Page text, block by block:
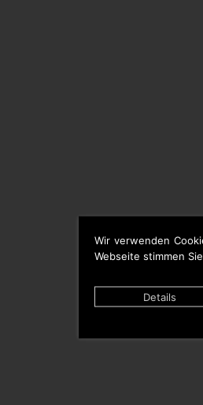
Wir verwenden
Webseite stimmen
Details